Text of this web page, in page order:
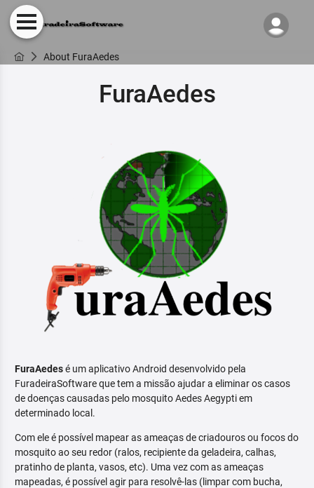
About FuraAedes
FuraAedes
FuraAedesé um aplicativo Android desenvolvido pela
FuradeiraSoftware que tem a missão ajudar a eliminar os casos
de doenças causadas pelo mosquito Aedes Aegypti em
determinado local.
Com ele é possível mapear as ameaças de criadouros ou focos do
mosquito ao seu redor (ralos, recipiente da geladeira, calhas,
pratinho de planta, vasos, etc). Uma vez com as ameaças
mapeadas, é possível agir para resolvê-las (limpar com bucha,